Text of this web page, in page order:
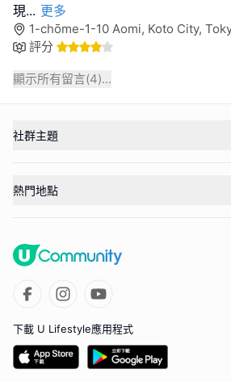
現... 更多
1-chōme-1-10 Aomi, Koto City,
評分
顯示所有留言(4)...
社群主題
熱門地點
下載 U Lifestyle應用程式